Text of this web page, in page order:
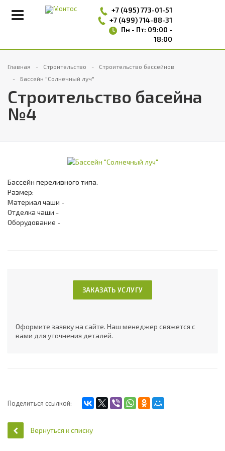
+7 (495)773-01-51
+7 (499) 714-88-31
Пн - Пт: 09:00 -
18:00
Главная Строительство
Строительство бассейнов
Бассейн "Солнечный луч"
Строительство басейна
№4
Бассейн переливного типа.
Размер:
Материал чаши -
Отделка чаши -
Оборудование -
ЗАКАЗАТЬ УСЛУГУ
Оформите заявку на сайте. Наш менеджер свяжется с
вами для уточнения деталей.
Поделиться ссылкой:
Вернуться к списку